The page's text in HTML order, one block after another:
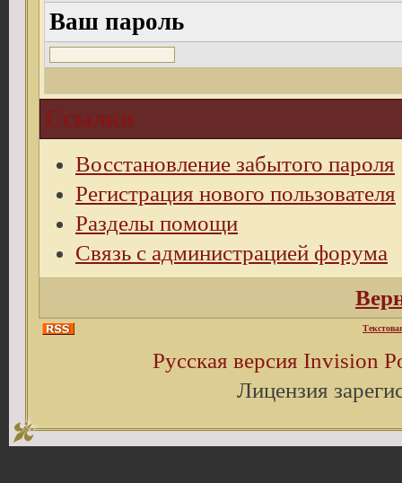
Ваш пароль
Ссылки
Восстановление забытого пароля
Регистрация нового пользователя
Разделы помощи
Связь с администрацией форума
Русская версия Invision
Лицензия